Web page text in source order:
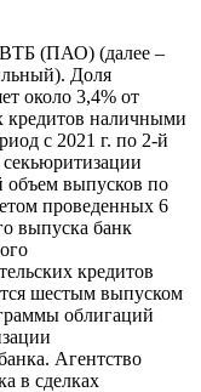
ВТБ (ПАО) (далее –
Доля
около 3,4% от
кредитов наличными
с 2021 г. по 2-й
секьюритизации
объем выпусков по
проведенных 6
выпуска банк
кредитов
шестым выпуском
облигаций
Агентство
в сделках